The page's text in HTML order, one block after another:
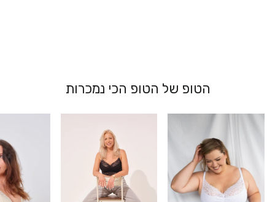
הטופ של הטופ הכי נמכרות